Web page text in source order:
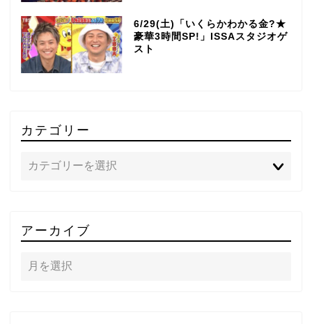
6/29(土)「いくらかわかる金?★
豪華3時間SP!」ISSAスタジオゲ
スト
カテゴリー
アーカイブ